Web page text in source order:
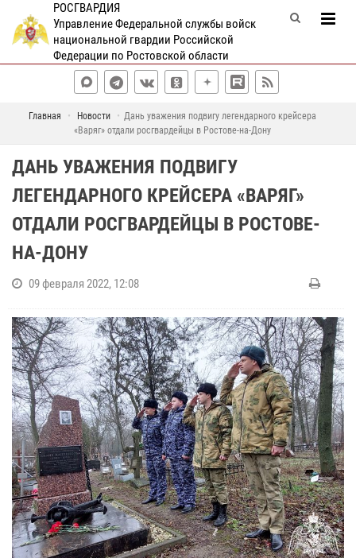
РОСГВАРДИЯ
Управление Федеральной службы войск
национальной гвардии Российской
Федерации по Ростовской области
Главная Новости
Дань уважения подвигу легендарного крейсера
«Варяг» отдали росгвардейцы в Ростове-на-Дону
ДАНЬ УВАЖЕНИЯ ПОДВИГУ
ЛЕГЕНДАРНОГО КРЕЙСЕРА «ВАРЯГ»
ОТДАЛИ РОСГВАРДЕЙЦЫ В РОСТОВЕ-
НА-ДОНУ
09 февраля 2022, 12:08